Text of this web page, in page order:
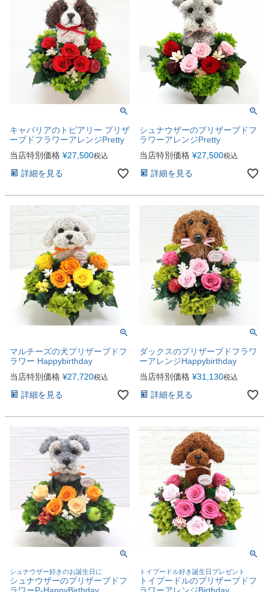
キャバリアのトピアリー プリザ
ーブドフラワーアレンジPretty
当店特別価格 ¥27,500税込
詳細を見る
シュナウザーのプリザーブドフ
ラワーアレンジPretty
当店特別価格 ¥27,500税込
詳細を見る
マルチーズの犬プリザーブドフ
ラワー Happybirthday
当店特別価格 ¥27,720税込
詳細を見る
ダックスのプリザーブドフラワ
ーアレンジHappybirthday
当店特別価格 ¥31,130税込
詳細を見る
シュナウザー好きのお誕生日に
シュナウザーのプリザーブドフ
トイプードル好き誕生日プレゼント
トイプードルのプリザーブドフ